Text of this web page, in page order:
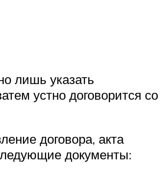
лишь указать
устно договорится со
договора, акта
документы: